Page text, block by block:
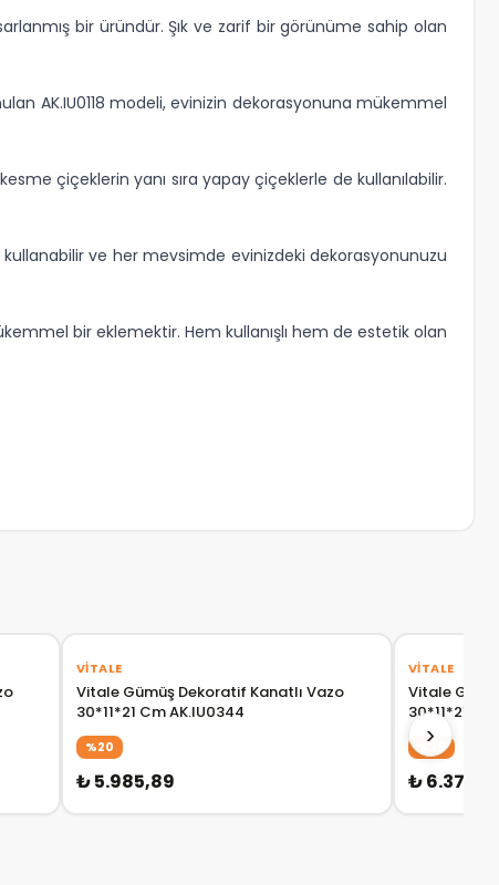
bir üründür. Şık ve zarif bir görünüme sahip olan
AK.IU0118 modeli, evinizin dekorasyonuna mükemmel
çiçeklerin yanı sıra yapay çiçeklerle de kullanılabilir.
ve her mevsimde evinizdeki dekorasyonunuzu
bir eklemektir. Hem kullanışlı hem de estetik olan
›
VITALE
Vitale Gümüş Dekoratif Kanatlı Vazo
30*11*21 Cm AK.IU0344
%20
₺ 5.985,89
VITALE
Vitale Gold
30*11*21
%20
₺